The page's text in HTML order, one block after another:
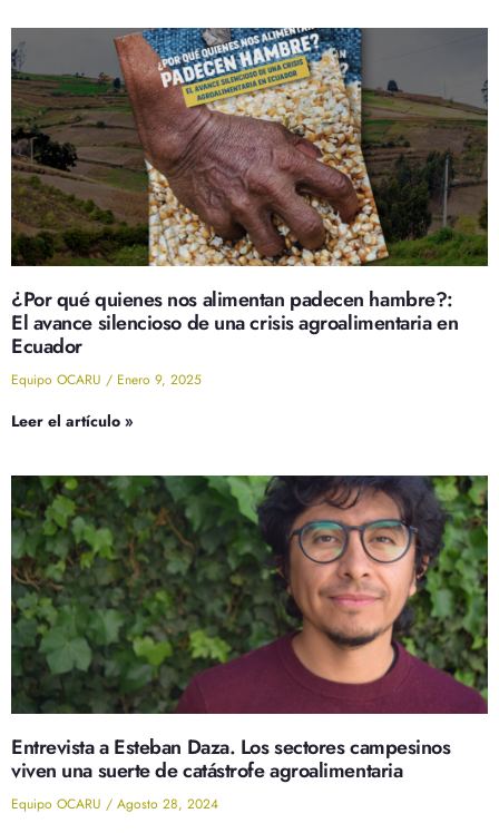
¿Por qué quienes nos alimentan padecen hambre?:
El avance silencioso de una crisis agroalimentaria en
Ecuador
Equipo OCARU Enero 9, 2025
Leer el artículo »
Entrevista a Esteban Daza. Los sectores campesinos
viven una suerte de catástrofe agroalimentaria
Equipo OCARU Agosto 28, 2024